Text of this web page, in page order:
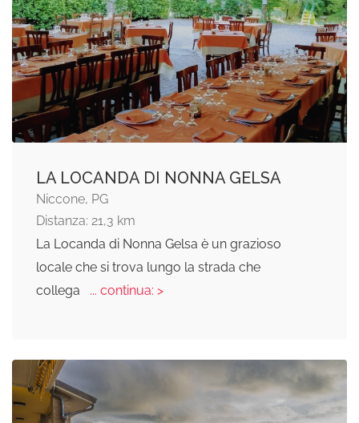
LA LOCANDA DI NONNA GELSA
Niccone, PG
Distanza: 21,3 km
La Locanda di Nonna Gelsa è un grazioso
locale che si trova lungo la strada che
collega
... continua: >